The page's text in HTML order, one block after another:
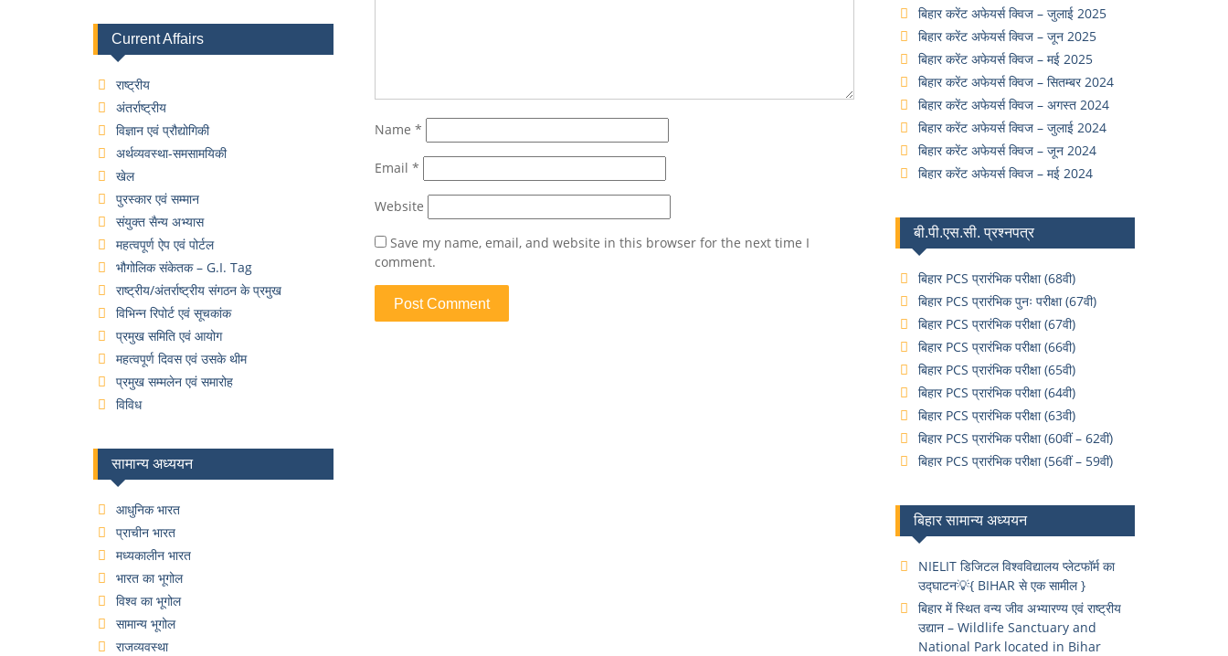
Name *
Email *
Website
Save my name, email, and website in this browser for the next time I
comment.
बिहार करेंट अफेयर्स क्विज – जुलाई 2025
बिहार करेंट अफेयर्स क्विज – जून 2025
बिहार करेंट अफेयर्स क्विज – मई 2025
बिहार करेंट अफेयर्स क्विज – सितम्बर 2024
बिहार करेंट अफेयर्स क्विज – अगस्त 2024
बिहार करेंट अफेयर्स क्विज – जुलाई 2024
बिहार करेंट अफेयर्स क्विज – जून 2024
बिहार करेंट अफेयर्स क्विज – मई 2024
बी.पी.एस.सी. प्रश्नपत्र
बिहार PCS प्रारंभिक परीक्षा (68वी)
बिहार PCS प्रारंभिक पुनः परीक्षा (67वी)
बिहार PCS प्रारंभिक परीक्षा (67वी)
बिहार PCS प्रारंभिक परीक्षा (66वी)
बिहार PCS प्रारंभिक परीक्षा (65वी)
बिहार PCS प्रारंभिक परीक्षा (64वी)
बिहार PCS प्रारंभिक परीक्षा (63वी)
बिहार PCS प्रारंभिक परीक्षा (60वीं – 62वीं)
बिहार PCS प्रारंभिक परीक्षा (56वीं – 59वीं)
बिहार सामान्य अध्ययन
NIELIT डिजिटल विश्वविद्यालय प्लेटफॉर्म का
उद्घाटन💡{ BIHAR से एक सामील }
बिहार में स्थित वन्य जीव अभ्यारण्य एवं राष्ट्रीय
उद्यान – Wildlife Sanctuary and
National Park located in Bihar
Current Affairs
राष्ट्रीय
अंतर्राष्ट्रीय
विज्ञान एवं प्रौद्योगिकी
अर्थव्यवस्था-समसामयिकी
खेल
पुरस्कार एवं सम्मान
संयुक्त सैन्य अभ्यास
महत्वपूर्ण ऐप एवं पोर्टल
भौगोलिक संकेतक – G.I. Tag
राष्ट्रीय/अंतर्राष्ट्रीय संगठन के प्रमुख
विभिन्न रिपोर्ट एवं सूचकांक
प्रमुख समिति एवं आयोग
महत्वपूर्ण दिवस एवं उसके थीम
प्रमुख सम्मलेन एवं समारोह
विविध
सामान्य अध्ययन
आधुनिक भारत
प्राचीन भारत
मध्यकालीन भारत
भारत का भूगोल
विश्व का भूगोल
सामान्य भूगोल
राजव्यवस्था